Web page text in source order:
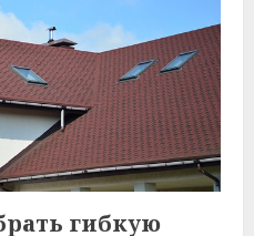
гибкую